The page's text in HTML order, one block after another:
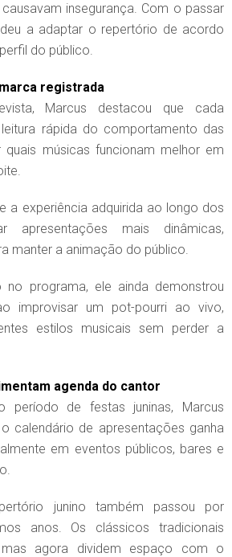
insegurança. Com o passar
a adaptar o repertório de acordo
do público.
registrada
Marcus destacou que cada
rápida do comportamento das
quais músicas funcionam melhor em
a experiência adquirida ao longo dos
apresentações mais dinâmicas,
manter a animação do público.
no programa, ele ainda demonstrou
improvisar um pot-pourri ao vivo,
estilos musicais sem perder a
agenda do cantor
período de festas juninas, Marcus
calendário de apresentações ganha
em eventos públicos, bares e
junino também passou por
anos. Os clássicos tradicionais
mas agora dividem espaço com o